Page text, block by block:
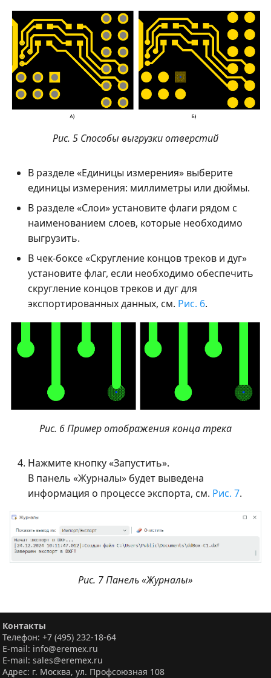
Рис. 5 Способы выгрузки отверстий
В разделе «Единицы измерения» выберите
единицы измерения: миллиметры или дюймы.
В разделе «Слои» установите флаги рядом с
наименованием слоев, которые необходимо
выгрузить.
В чек-боксе «Скругление концов треков и дуг»
установите флаг, если необходимо обеспечить
скругление концов треков и дуг для
экспортированных данных, см. Рис. 6.
Рис. 6 Пример отображения конца трека
Нажмите кнопку «Запустить».
В панель «Журналы» будет выведена
информация о процессе экспорта, см. Рис. 7.
Рис. 7 Панель «Журналы»
Контакты
Телефон: +7 (495) 232-18-64
E-mail: info@eremex.ru
E-mail: sales@eremex.ru
Адрес: г. Москва, ул. Профсоюзная 108